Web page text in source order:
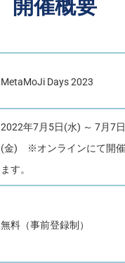
開催概要
MetaMoJi Days 2023
2022年7月5日(水) ～ 7月7日
(金) ※オンラインにて開
ます。
無料（事前登録制）